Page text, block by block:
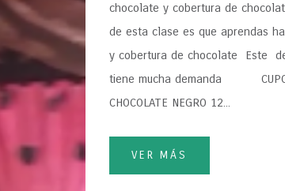
chocolate y cobertura de
de esta clase es que aprendas
y cobertura de chocolate Este
tiene mucha demanda
CHOCOLATE NEGRO 12...
VER MÁS